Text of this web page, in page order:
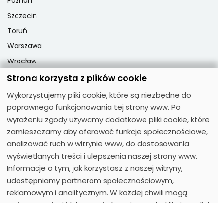
Szczecin
Toruń
Warszawa
Wrocław
Popularne przedmioty
Matematyka
Fizyka
Chemia
Język polski
Biologia
Strona korzysta z plików cookie
Wykorzystujemy pliki cookie, które są niezbędne do
poprawnego funkcjonowania tej strony www. Po
wyrażeniu zgody używamy dodatkowe pliki cookie, które
zamieszczamy aby oferować funkcje społecznościowe,
analizować ruch w witrynie www, do dostosowania
wyświetlanych treści i ulepszenia naszej strony www.
Informacje o tym, jak korzystasz z naszej witryny,
udostępniamy partnerom społecznościowym,
reklamowym i analitycznym. W każdej chwili mogą